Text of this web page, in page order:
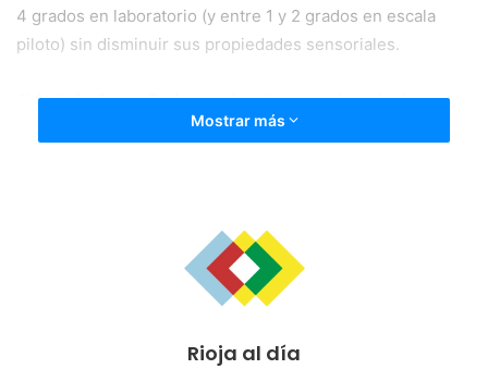
4 grados en laboratorio (y entre 1 y 2 grados en escala
piloto) sin disminuir sus propiedades sensoriales.
Alda João Sousa Rodrigues ha obtenido el grado de
doctora por la Universidad de La Rioja con la tesis titulada
vino’, por la que ha logrado la calificación de sobresaliente
‘cum laude’ con mención internacional.
Calvo, investigadores del Grupo de Investigación
Mostrar más
Rioja al día